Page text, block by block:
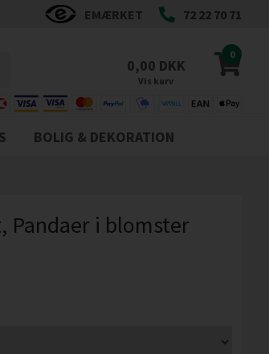
EMÆRKET 72 22 70 71
0
0,00 DKK
Vis kurv
BOLIG & DEKORATION
i blomster